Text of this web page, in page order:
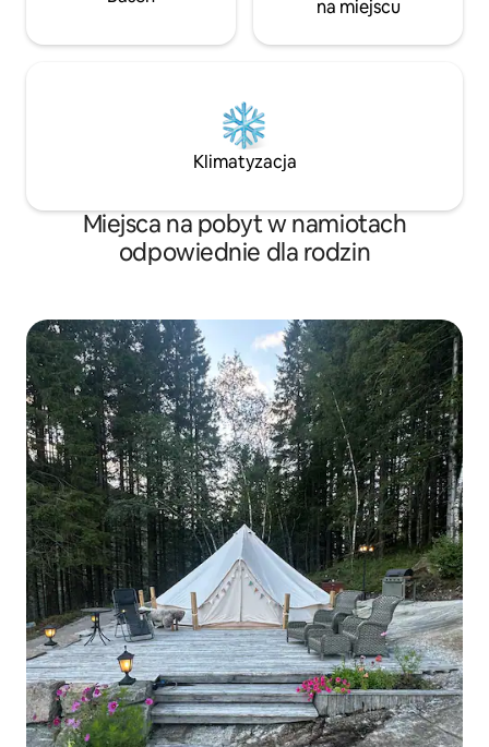
na miejscu
Klimatyzacja
Miejsca na pobyt w namiotach
odpowiednie dla rodzin